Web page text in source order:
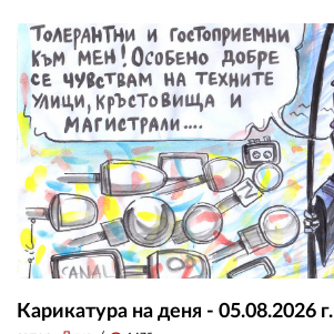
Карикатура на деня - 05.08.2026 г.